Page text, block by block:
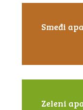
Smeđi
Zeleni